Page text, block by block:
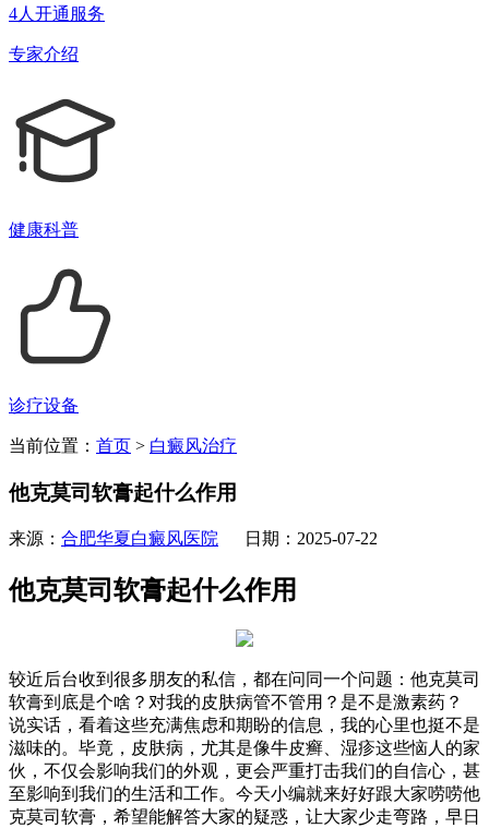
4人开通服务
专家介绍
健康科普
诊疗设备
当前位置： 首页 > 白癜风治疗
他克莫司软膏起什么作用
来源： 合肥华夏白癜风医院 日期：2025-07-22
他克莫司软膏起什么作用
较近后台收到很多朋友的私信，都在问同一个问题：他克莫司
软膏到底是个啥？对我的皮肤病管不管用？是不是激素药？
说实话，看着这些充满焦虑和期盼的信息，我的心里也挺不是
滋味的。毕竟，皮肤病，尤其是像牛皮癣、湿疹这些恼人的家
伙，不仅会影响我们的外观，更会严重打击我们的自信心，甚
至影响到我们的生活和工作。今天小编就来好好跟大家唠唠他
克莫司软膏，希望能解答大家的疑惑，让大家少走弯路，早日